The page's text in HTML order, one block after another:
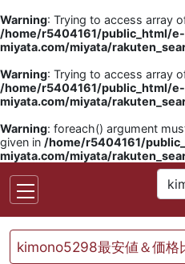
Warning: Trying to access array
/home/r5404161/public_html/e-
miyata.com/miyata/
Warning: Trying to access array
/home/r5404161/public_html/e-
miyata.com/miyata/
Warning: foreach() argument
given in /home/r5404161/
miyata.com/miyata/
kimono5298最安値＆価格